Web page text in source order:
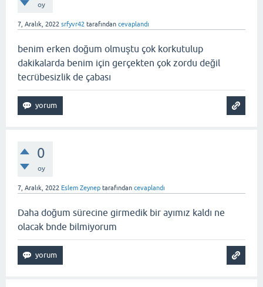
oy
7, Aralık, 2022 srfyvr42 tarafından cevaplandı
benim erken doğum olmuştu çok korkutulup
dakikalarda benim için gerçekten çok zordu değil
tecrübesizlik de çabası
0
oy
7, Aralık, 2022 Eslem Zeynep tarafından cevaplandı
Daha doğum sürecine girmedik bir ayımız kaldı ne
olacak bnde bilmiyorum